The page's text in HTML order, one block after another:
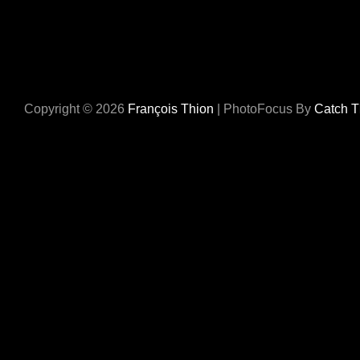
Copyright © 2026 François Thion PhotoFocus By Catch